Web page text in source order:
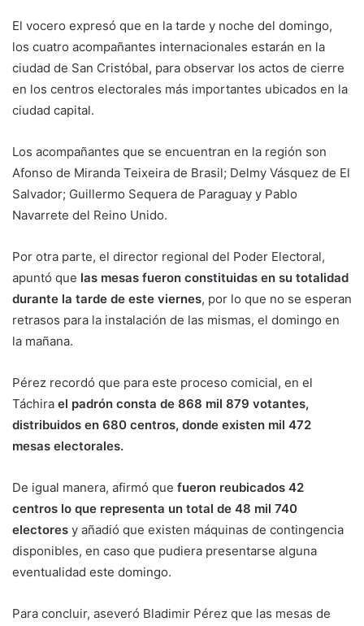
El vocero expresó que en la tarde y noche del domingo,
los cuatro acompañantes internacionales estarán en la
ciudad de San Cristóbal, para observar los actos de cierre
en los centros electorales más importantes ubicados en la
ciudad capital.
Los acompañantes que se encuentran en la región son
Afonso de Miranda Teixeira de Brasil; Delmy Vásquez de El
Salvador; Guillermo Sequera de Paraguay y Pablo
Navarrete del Reino Unido.
Por otra parte, el director regional del Poder Electoral,
apuntó que las mesas fueron constituidas en su totalidad
durante la tarde de este viernes, por lo que no se esperan
retrasos para la instalación de las mismas, el domingo en
la mañana.
Pérez recordó que para este proceso comicial, en el
Táchira el padrón consta de 868 mil 879 votantes,
distribuidos en 680 centros, donde existen mil 472
mesas electorales.
De igual manera, afirmó que fueron reubicados 42
centros lo que representa un total de 48 mil 740
electores y añadió que existen máquinas de contingencia
disponibles, en caso que pudiera presentarse alguna
eventualidad este domingo.
Para concluir, aseveró Bladimir Pérez que las mesas de